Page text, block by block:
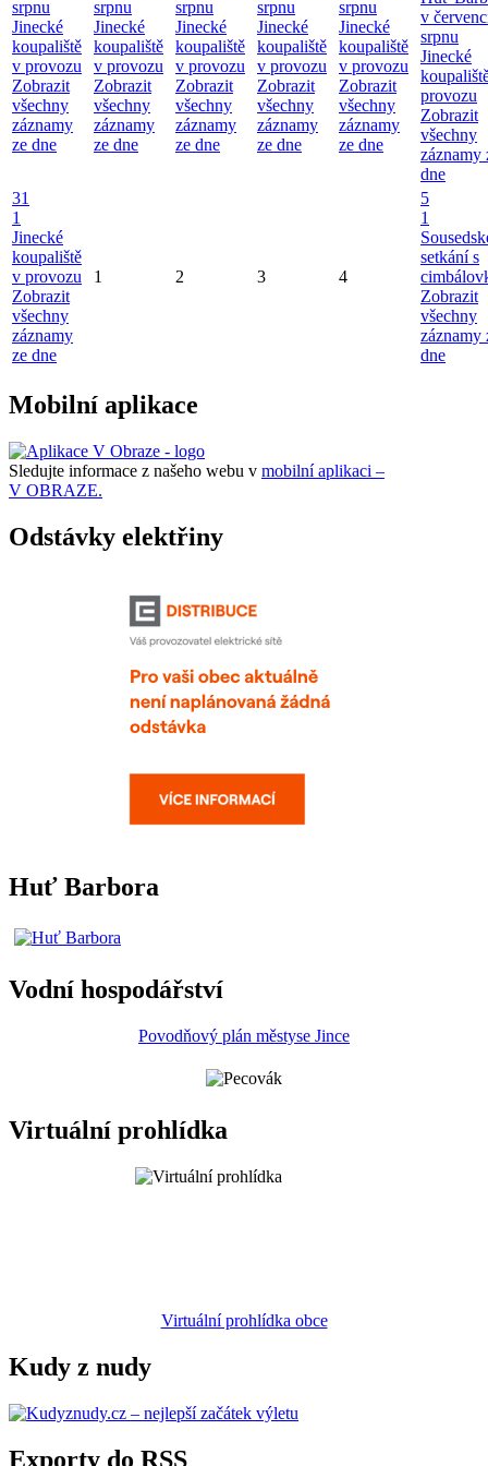
srpnu
Jinecké
koupaliště
v provozu
Zobrazit
všechny
záznamy
ze dne
srpnu
Jinecké
koupaliště
v provozu
Zobrazit
všechny
záznamy
ze dne
srpnu
Jinecké
koupaliště
v provozu
Zobrazit
všechny
záznamy
ze dne
srpnu
Jinecké
koupaliště
v provozu
Zobrazit
všechny
záznamy
ze dne
srpnu
Jinecké
koupaliště
v provozu
Zobrazit
všechny
záznamy
ze dne
v
srpnu
Jinecké
provozu
Zobrazit
všechny
záznamy
dne
31
1
Jinecké
koupaliště
v provozu
Zobrazit
všechny
záznamy
ze dne
1 2 3 4
5
1
setkání s
Zobrazit
všechny
záznamy
dne
Mobilní aplikace
Sledujte informace z našeho webu v mobilní aplikaci –
V OBRAZE.
Odstávky elektřiny
Huť Barbora
Vodní hospodářství
Povodňový plán městyse Jince
Virtuální prohlídka
Virtuální prohlídka obce
Kudy z nudy
Exporty do RSS